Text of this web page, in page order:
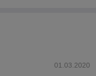
01.03.2020